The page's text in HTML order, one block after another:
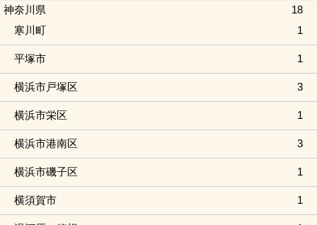
神奈川県
18
寒川町
1
平塚市 1
横浜市戸塚区 3
横浜市栄区 1
横浜市港南区 3
横浜市磯子区 1
横須賀市 1